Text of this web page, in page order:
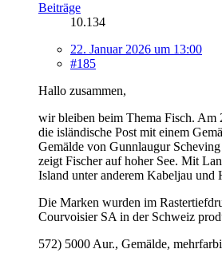
Beiträge
10.134
22. Januar 2026 um 13:00
#185
Hallo zusammen,
wir bleiben beim Thema Fisch. Am
die isländische Post mit einem
Gemälde von Gunnlaugur Scheving
zeigt Fischer auf hoher See. Mit
Island unter anderem Kabeljau und
Die Marken wurden im
Courvoisier SA in der Schweiz
572) 5000 Aur., Gemälde,